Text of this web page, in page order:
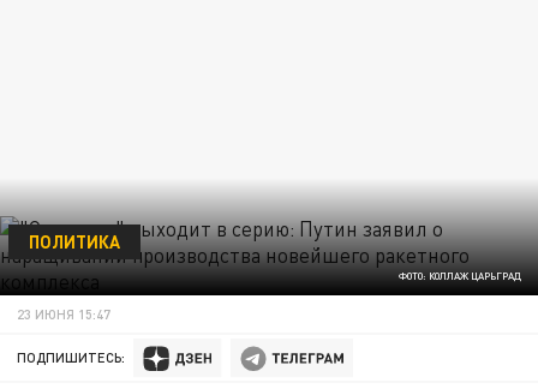
ФОТО: КОЛЛАЖ ЦАРЬГРАД
ПОЛИТИКА
23 ИЮНЯ 15:47
ПОДПИШИТЕСЬ: